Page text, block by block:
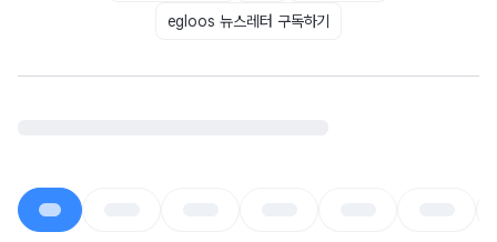
egloos 뉴스레터 구독하기